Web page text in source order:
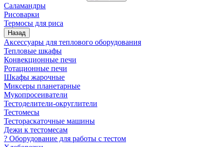
Саламандры
Рисоварки
Термосы для риса
Назад
Аксессуары для теплового оборудования
Тепловые шкафы
Конвекционные печи
Ротационные печи
Шкафы жарочные
Миксеры планетарные
Мукопросеиватели
Тестоделители-округлители
Тестомесы
Тестораскаточные машины
Дежи к тестомесам
? Оборудование для работы с тестом